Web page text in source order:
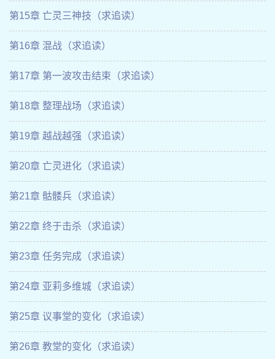
第15章 亡灵三神技（求追读）
第16章 混战（求追读）
第17章 第一波攻击结束（求追读）
第18章 整理战场（求追读）
第19章 越战越强（求追读）
第20章 亡灵进化（求追读）
第21章 骷髅兵（求追读）
第22章 终于击杀（求追读）
第23章 任务完成（求追读）
第24章 亚莉多维城（求追读）
第25章 议事堂的变化（求追读）
第26章 教堂的变化（求追读）